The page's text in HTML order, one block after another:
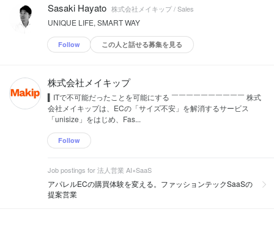
Sasaki Hayato 株式会社メイキップ / Sales
UNIQUE LIFE, SMART WAY
Follow この人と話せる募集を見る
株式会社メイキップ
▍ITで不可能だったことを可能にする ￣￣￣￣￣￣￣￣￣￣ 株式
会社メイキップは、ECの「サイズ不安」を解消するサービス
「unisize」をはじめ、Fas...
Follow
Job postings for 法人営業 AI×SaaS
アパレルECの購買体験を変える。ファッションテックSaaSの
提案営業